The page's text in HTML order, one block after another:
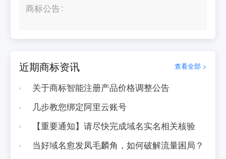
商标公告
近期商标资讯 查看全部 >
关于商标智能注册产品价格调整公告
几步教您绑定阿里云账号
【重要通知】请尽快完成域名实名相关核验
当好域名愈发凤毛麟角，如何破解流量困局？